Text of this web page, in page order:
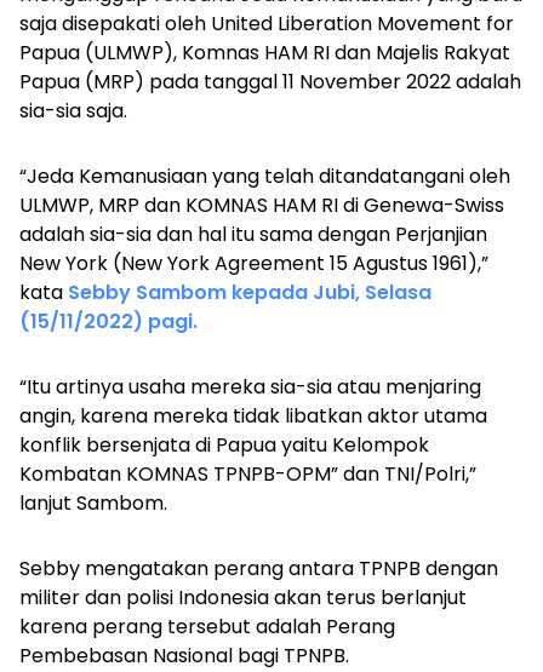
saja disepakati oleh United Liberation Movement for
Papua (ULMWP), Komnas HAM RI dan Majelis Rakyat
Papua (MRP) pada tanggal 11 November 2022 adalah
sia-sia saja.
“Jeda Kemanusiaan yang telah ditandatangani oleh
ULMWP, MRP dan KOMNAS HAM RI di Genewa-Swiss
adalah sia-sia dan hal itu sama dengan Perjanjian
New York (New York Agreement 15 Agustus 1961),”
kata Sebby Sambom kepada Jubi, Selasa
(15/11/2022) pagi.
“Itu artinya usaha mereka sia-sia atau menjaring
angin, karena mereka tidak libatkan aktor utama
konflik bersenjata di Papua yaitu Kelompok
Kombatan KOMNAS TPNPB-OPM” dan TNI/Polri,”
lanjut Sambom.
Sebby mengatakan perang antara TPNPB dengan
militer dan polisi Indonesia akan terus berlanjut
karena perang tersebut adalah Perang
Pembebasan Nasional bagi TPNPB.